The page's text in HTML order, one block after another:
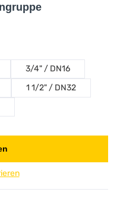
3/4" / DN16
1 1/2" / DN32